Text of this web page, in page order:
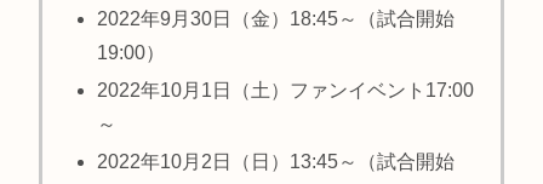
2022年9月30日（金）18:45～（試合開始
19:00）
2022年10月1日（土）ファンイベント17:00
～
2022年10月2日（日）13:45～（試合開始